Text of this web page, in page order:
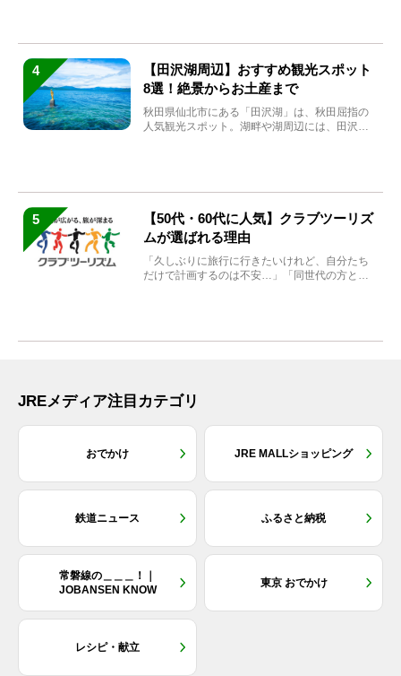
4
【田沢湖周辺】おすすめ観光スポット
8選！絶景からお土産まで
秋田県仙北市にある「田沢湖」は、秋田屈指の
人気観光スポット。湖畔や湖周辺には、田沢湖
5
【50代・60代に人気】クラブツーリズ
ムが選ばれる理由
「久しぶりに旅行に行きたいけれど、自分たち
だけで計画するのは不安…」「同世代の方と気
JREメディア注目カテゴリ
おでかけ JRE MALLショッピング
鉄道ニュース ふるさと納税
常磐線の＿＿＿！｜
JOBANSEN KNOW
東京 おでかけ
レシピ・献立